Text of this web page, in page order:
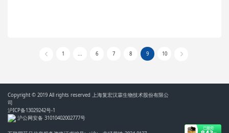
1 ... 6 7 8 9 10
Copyright © 2019 All rights reserved 上海复宏汉霖生物技术股份有限公
司
沪ICP备13029242号-1
沪公网安备 31010402002777号